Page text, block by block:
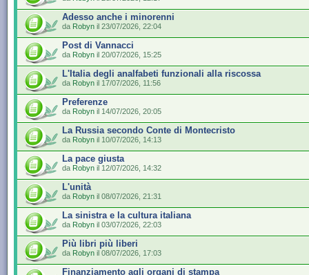
Adesso anche i minorenni
da Robyn il 23/07/2026, 22:04
Post di Vannacci
da Robyn il 20/07/2026, 15:25
L'Italia degli analfabeti funzionali alla riscossa
da Robyn il 17/07/2026, 11:56
Preferenze
da Robyn il 14/07/2026, 20:05
La Russia secondo Conte di Montecristo
da Robyn il 10/07/2026, 14:13
La pace giusta
da Robyn il 12/07/2026, 14:32
L'unità
da Robyn il 08/07/2026, 21:31
La sinistra e la cultura italiana
da Robyn il 03/07/2026, 22:03
Più libri più liberi
da Robyn il 08/07/2026, 17:03
Finanziamento agli organi di stampa